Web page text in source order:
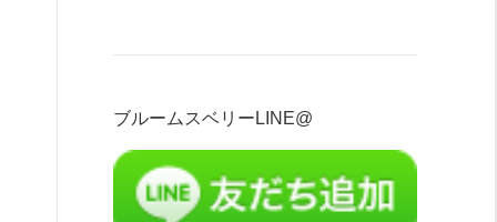
ス
入
ブルームスベリーLINE@